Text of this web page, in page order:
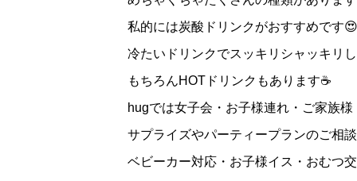
私的には炭酸ドリンクがおすすめです😍
冷たいドリンクでスッキリシャッキリ
もちろんHOTドリンクもあります☕
hugでは女子会・お子様連れ・ご家族
サプライズやパーティープランのご相
ベビーカー対応・お子様イス・おむつ